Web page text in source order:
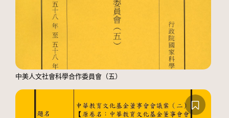
中美人文社會科學合作委員會（五）